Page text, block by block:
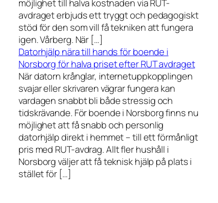
möjlighet till halva kostnaden via RUT-
avdraget erbjuds ett tryggt och pedagogiskt
stöd för den som vill få tekniken att fungera
igen. Vårberg. När […]
Datorhjälp nära till hands för boende i
Norsborg för halva priset efter RUT avdraget
När datorn krånglar, internetuppkopplingen
svajar eller skrivaren vägrar fungera kan
vardagen snabbt bli både stressig och
tidskrävande. För boende i Norsborg finns nu
möjlighet att få snabb och personlig
datorhjälp direkt i hemmet – till ett förmånligt
pris med RUT-avdrag. Allt fler hushåll i
Norsborg väljer att få teknisk hjälp på plats i
stället för […]